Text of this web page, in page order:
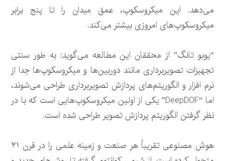
می‌دهد. این میکروسکوپ، عمق میدان را تا پنج برابر
میکروسکوپ‌های امروزی بیشتر می‌کند.
“یوبو تانگ” از محققان این مطالعه می‌گوید: به طور سنتی
تجهیزات تصویربرداری مانند دوربین‌ها و میکروسکوپ‌ها جدا از
نرم افزار و الگوریتم‌های پردازش تصویربرداری طراحی می‌شوند،
اما “DeepDOF” یکی از اولین میکروسکوپ‌هایی است که با در
نظر گرفتن الگوریتم پردازش تصویر طراحی شده است.
هوش مصنوعی تقریباً هر صنعت و زمینه علمی را در قرن ۲۱